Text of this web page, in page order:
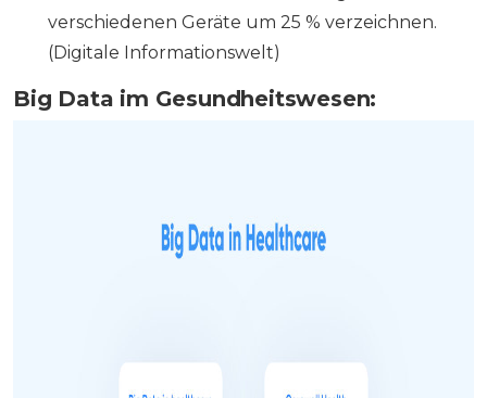
verschiedenen Geräte um 25 % verzeichnen.
(Digitale Informationswelt)
Big Data im Gesundheitswesen: